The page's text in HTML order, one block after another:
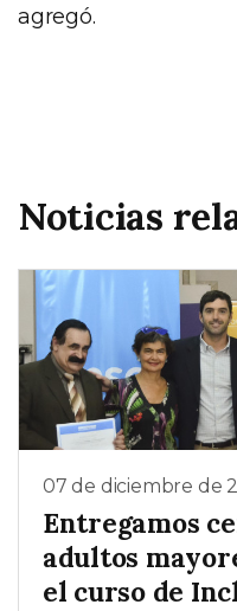
agregó.
Noticias
07 de diciembre de
Entregamos
adultos
el curso de